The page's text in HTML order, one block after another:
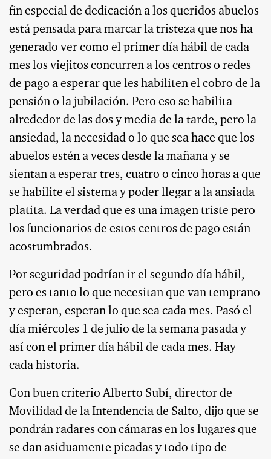
fin especial de dedicación a los queridos abuelos
está pensada para marcar la tristeza que nos ha
generado ver como el primer día hábil de cada
mes los viejitos concurren a los centros o redes
de pago a esperar que les habiliten el cobro de la
pensión o la jubilación. Pero eso se habilita
alrededor de las dos y media de la tarde, pero la
ansiedad, la necesidad o lo que sea hace que los
abuelos estén a veces desde la mañana y se
sientan a esperar tres, cuatro o cinco horas a que
se habilite el sistema y poder llegar a la ansiada
platita. La verdad que es una imagen triste pero
los funcionarios de estos centros de pago están
acostumbrados.
Por seguridad podrían ir el segundo día hábil,
pero es tanto lo que necesitan que van temprano
y esperan, esperan lo que sea cada mes. Pasó el
día miércoles 1 de julio de la semana pasada y
así con el primer día hábil de cada mes. Hay
cada historia.
Con buen criterio Alberto Subí, director de
Movilidad de la Intendencia de Salto, dijo que se
pondrán radares con cámaras en los lugares que
se dan asiduamente picadas y todo tipo de